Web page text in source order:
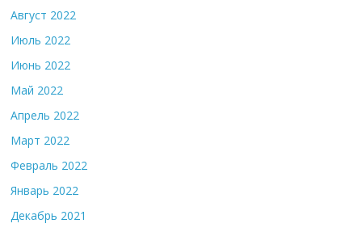
Август 2022
Июль 2022
Июнь 2022
Май 2022
Апрель 2022
Март 2022
Февраль 2022
Январь 2022
Декабрь 2021